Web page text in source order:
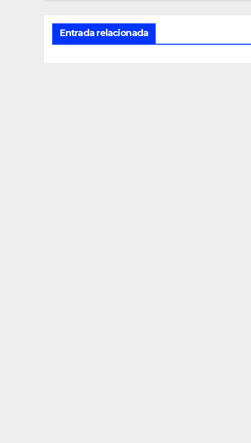
Entrada relacionada